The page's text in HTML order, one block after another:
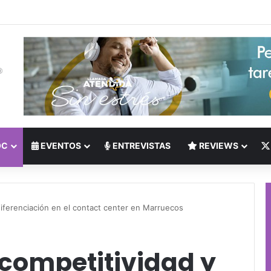
EVENTOS ENTREVISTAS REVIEWS
en el contact center en Marruecos
y